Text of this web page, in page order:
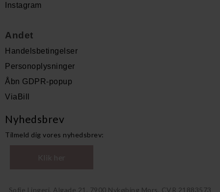
Instagram
Andet
Handelsbetingelser
Personoplysninger
Åbn GDPR-popup
ViaBill
Nyhedsbrev
Tilmeld dig vores nyhedsbrev:
Klik her
Sofie Lingeri, Algade 21, 7900 Nykøbing Mors, CVR 21883573